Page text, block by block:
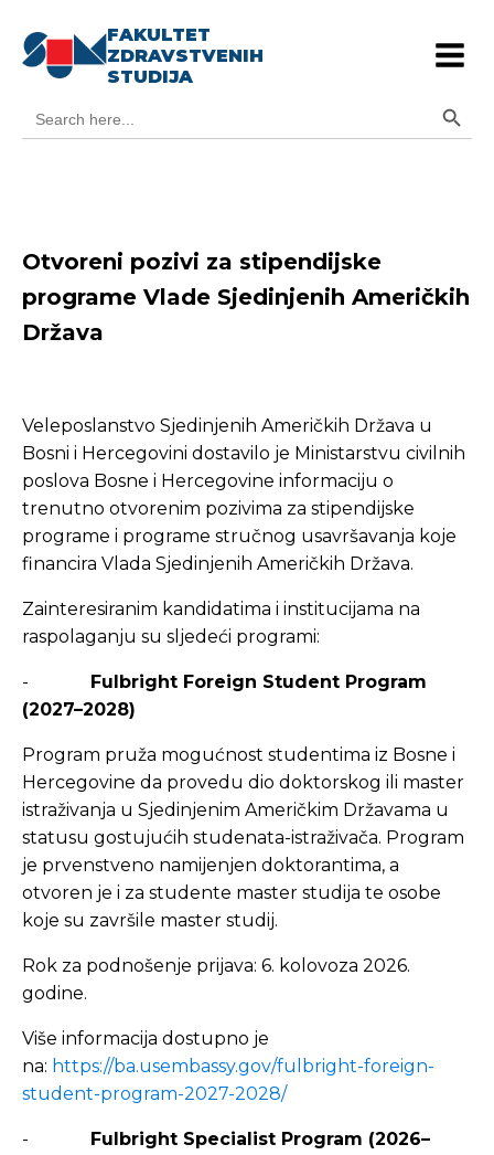
FAKULTET
ZDRAVSTVENIH
STUDIJA
for:
Otvoreni pozivi za stipendijske
programe Vlade Sjedinjenih Američkih
Država
Veleposlanstvo Sjedinjenih Američkih Država u
Bosni i Hercegovini dostavilo je Ministarstvu civilnih
poslova Bosne i Hercegovine informaciju o
trenutno otvorenim pozivima za stipendijske
programe i programe stručnog usavršavanja koje
financira Vlada Sjedinjenih Američkih Država.
Zainteresiranim kandidatima i institucijama na
raspolaganju su sljedeći programi:
- Fulbright Foreign Student Program
(2027–2028)
Program pruža mogućnost studentima iz Bosne i
Hercegovine da provedu dio doktorskog ili master
istraživanja u Sjedinjenim Američkim Državama u
statusu gostujućih studenata-istraživača. Program
je prvenstveno namijenjen doktorantima, a
otvoren je i za studente master studija te osobe
koje su završile master studij.
Rok za podnošenje prijava: 6. kolovoza 2026.
godine.
Više informacija dostupno je
na: https://ba.usembassy.gov/fulbright-foreign-
student-program-2027-2028/
- Fulbright Specialist Program (2026–